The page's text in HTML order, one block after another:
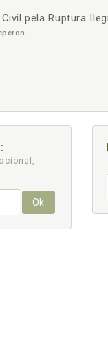
pela Ruptura
+
Ok